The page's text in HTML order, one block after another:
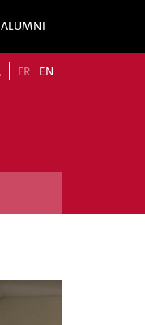
ALUMNI
FR EN